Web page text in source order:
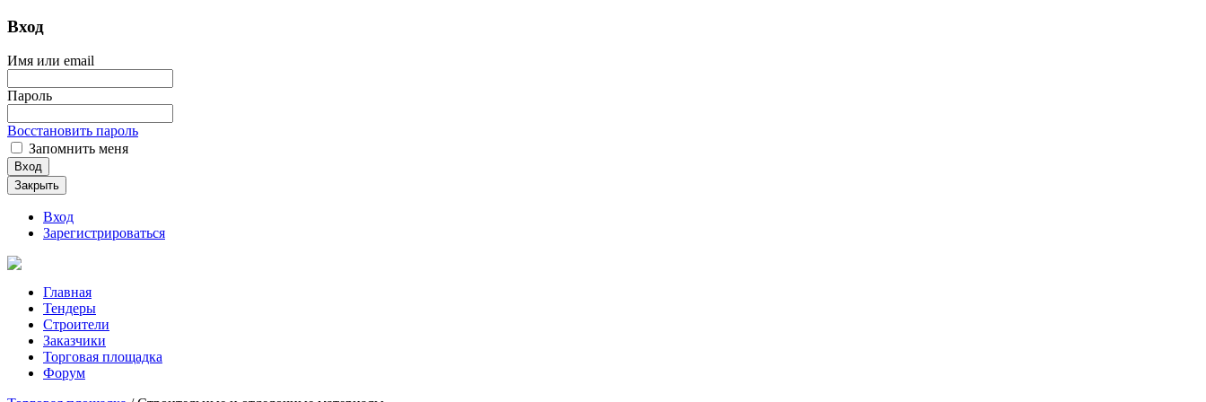
Вход
Имя или email
Пароль
Восстановить пароль
Запомнить меня
Вход
Закрыть
Вход
Зарегистрироваться
Главная
Тендеры
Строители
Заказчики
Торговая площадка
Форум